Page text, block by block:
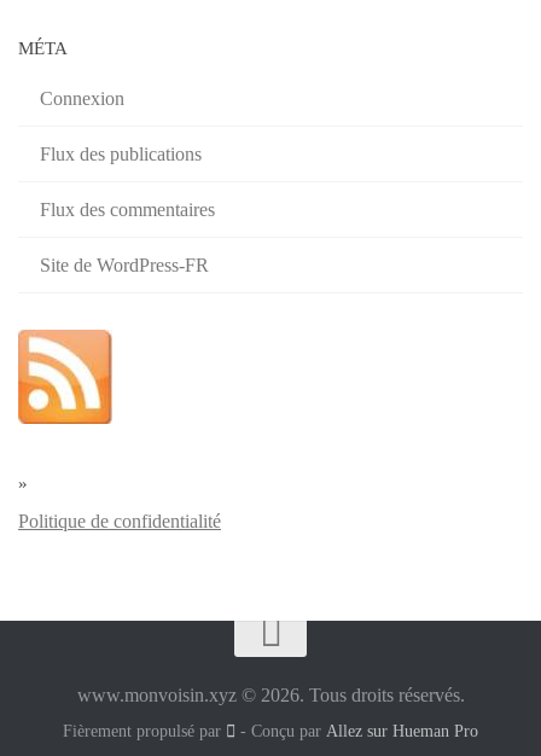
MÉTA
Connexion
Flux des publications
Flux des commentaires
Site de WordPress-FR
»
Politique de confidentialité
www.monvoisin.xyz © 2026. Tous droits réservés.
Fièrement propulsé par - Conçu par Allez sur Hueman Pro